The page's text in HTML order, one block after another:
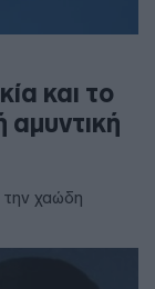
και το
την χαώδη